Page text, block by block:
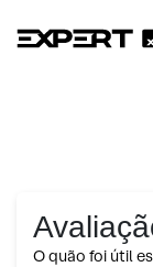
O quão foi útil